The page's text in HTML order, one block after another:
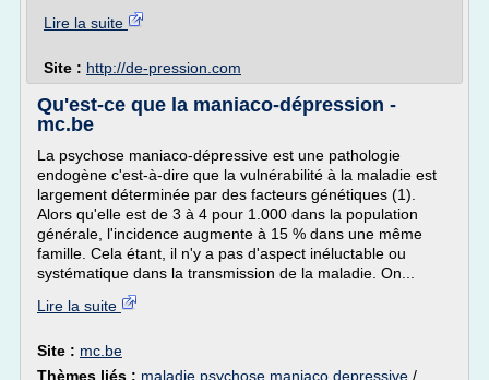
Lire la suite
Site : http://de-pression.com
Qu'est-ce que la maniaco-dépression -
mc.be
La psychose maniaco-dépressive est une pathologie
endogène c'est-à-dire que la vulnérabilité à la maladie est
largement déterminée par des facteurs génétiques (1).
Alors qu'elle est de 3 à 4 pour 1.000 dans la population
générale, l'incidence augmente à 15 % dans une même
famille. Cela étant, il n'y a pas d'aspect inéluctable ou
systématique dans la transmission de la maladie. On...
Lire la suite
Site : mc.be
Thèmes liés : maladie psychose maniaco depressive /